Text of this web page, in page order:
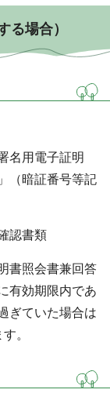
る場合）
名用電子証明
（暗証番号等記
認書類
書照会書兼回答
有効期限内であ
ぎていた場合は
。